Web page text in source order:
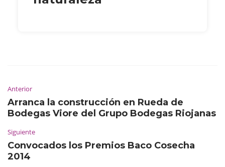
Anterior
Arranca la construcción en Rueda de
Bodegas Viore del Grupo Bodegas Riojanas
Siguiente
Convocados los Premios Baco Cosecha
2014